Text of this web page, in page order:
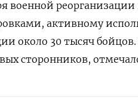
военной
активному
около 30 тысяч
сторонников,